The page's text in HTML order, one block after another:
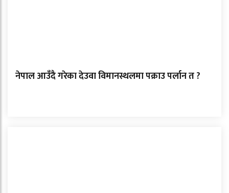
नेपाल आउँदै गरेका देउवा विमानस्थलमा पक्राउ पर्लान त ?